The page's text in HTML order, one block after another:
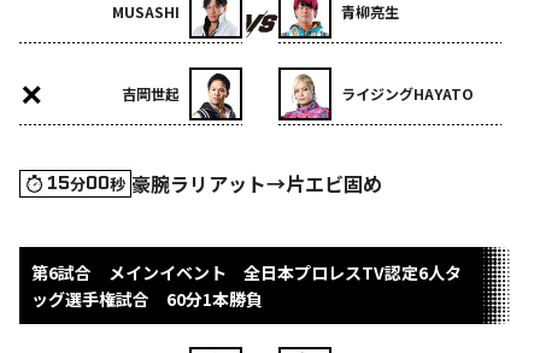
MUSASHI
吉岡世起
青柳亮生
ライジングHAYATO
15分00秒 豪腕ラリアット→片エビ固め
第6試合 メインイベント 全日本プロレスTV認定6人タ
ッグ選手権試合 60分1本勝負